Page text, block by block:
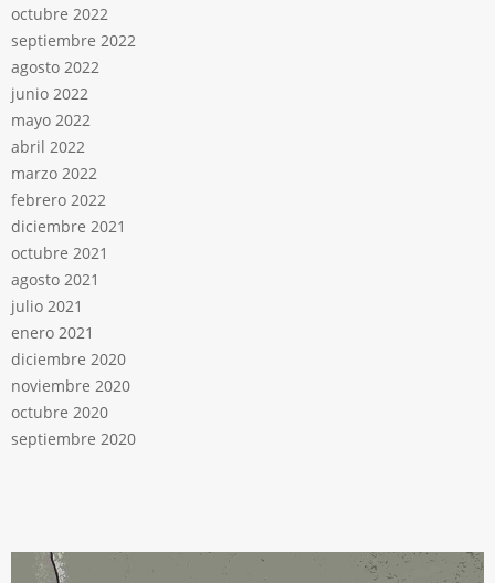
octubre 2022
septiembre 2022
agosto 2022
junio 2022
mayo 2022
abril 2022
marzo 2022
febrero 2022
diciembre 2021
octubre 2021
agosto 2021
julio 2021
enero 2021
diciembre 2020
noviembre 2020
octubre 2020
septiembre 2020